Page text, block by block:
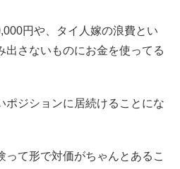
円や、タイ人嫁の浪費とい
出さないものにお金を使ってる
ポジションに居続けることにな
って形で対価がちゃんとあるこ